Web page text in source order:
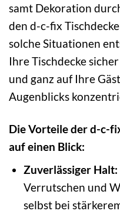
samt Dekoration
den d-c-fix
solche Situationen
Ihre Tischdecke
und ganz auf Ihre
Augenblicks
Die Vorteile der d-c-
auf einen Blick:
Zuverlässiger Halt:
Verrutschen und
selbst bei